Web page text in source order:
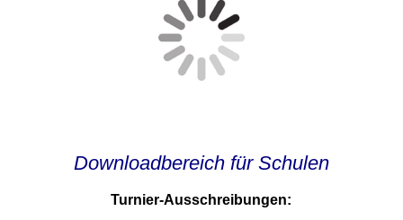
Downloadbereich für Schulen
Turnier-Ausschreibungen: